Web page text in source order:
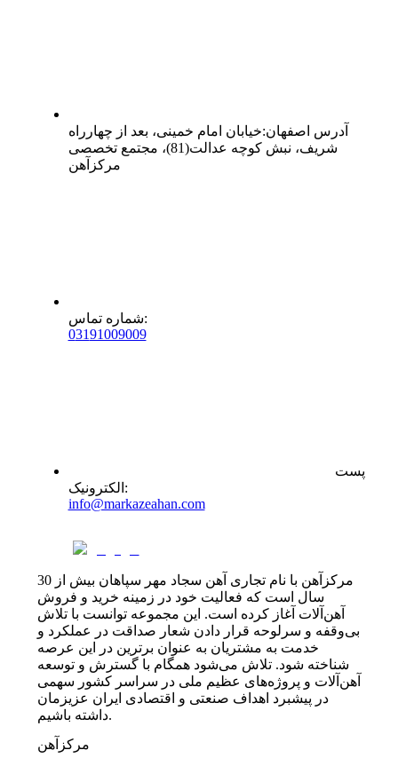
آدرس اصفهان:خیابان امام خمینی، بعد از چهارراه
شریف، نبش کوچه عدالت(81)، مجتمع تخصصی
مرکزآهن
شماره تماس:
03191009009
پست
الکترونیک :
info@markazeahan.com
مرکزآهن با نام تجاری آهن سجاد مهر سپاهان بیش از 30
سال است که فعالیت خود در زمینه خرید و فروش
آهن‌آلات آغاز کرده است. این مجموعه توانست با تلاش
بی‌وقفه و سرلوحه قرار دادن شعار صداقت در عملکرد و
خدمت به مشتریان به عنوان برترین در این عرصه
شناخته شود. تلاش می‌شود همگام با گسترش و توسعه
آهن‌آلات و پروژه‌های عظیم ملی در سراسر کشور سهمی
در پیشبرد اهداف صنعتی و اقتصادی ایران عزیزمان
داشته باشیم.
مرکزآهن